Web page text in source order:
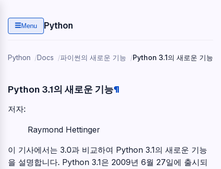
☰Menu Python
Python Docs 파이썬의 새로운 기능 Python 3.1의 새로운 기능
Python 3.1의 새로운 기능¶
저자:
Raymond Hettinger
이 기사에서는 3.0과 비교하여 Python 3.1의 새로운 기능
을 설명합니다. Python 3.1은 2009년 6월 27일에 출시되